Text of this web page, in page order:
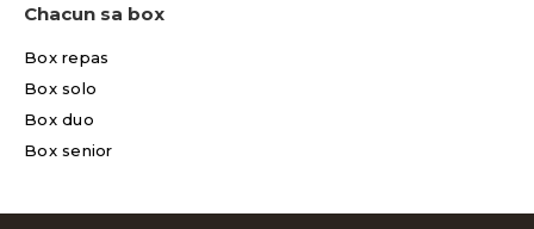
Chacun sa box
Box repas
Box solo
Box duo
Box senior